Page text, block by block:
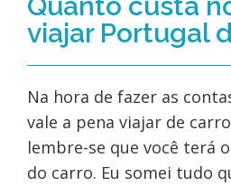
viajar Portugal
Na hora de fazer as
vale a pena viajar de
lembre-se que você terá
do carro. Eu somei tudo